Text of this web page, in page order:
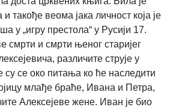
и такође веома јака личност која је
у „игру престола“ у Русији 17.
смрти и смрти њеног старијег
различите струје у
су се око питања ко ће наследити
млађе браће, Ивана и Петра,
Алексејеве жене. Иван је био